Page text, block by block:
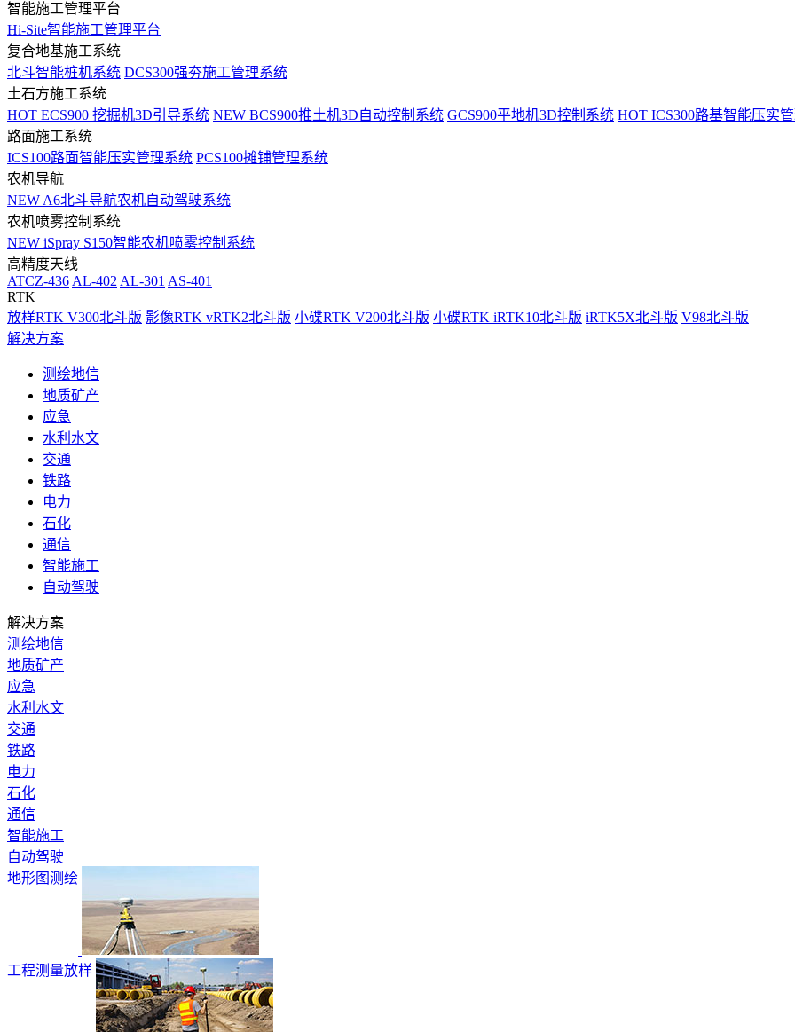
智能施工管理平台
Hi-Site智能施工管理平台
复合地基施工系统
北斗智能桩机系统 DCS300强夯施工管理系统
土石方施工系统
HOT ECS900 挖掘机3D引导系统 NEW BCS900推土机3D自动控制系统 GCS900平地机3D控制系统 HOT ICS300路基智能压实
路面施工系统
ICS100路面智能压实管理系统 PCS100摊铺管理系统
农机导航
NEW A6北斗导航农机自动驾驶系统
农机喷雾控制系统
NEW iSpray S150智能农机喷雾控制系统
高精度天线
ATCZ-436 AL-402 AL-301 AS-401
RTK
放样RTK V300北斗版 影像RTK vRTK2北斗版 小碟RTK V200北斗版 小碟RTK iRTK10北斗版 iRTK5X北斗版 V98北斗版
解决方案
测绘地信
地质矿产
应急
水利水文
交通
铁路
电力
石化
通信
智能施工
自动驾驶
解决方案
测绘地信
地质矿产
应急
水利水文
交通
铁路
电力
石化
通信
智能施工
自动驾驶
地形图测绘
工程测量放样